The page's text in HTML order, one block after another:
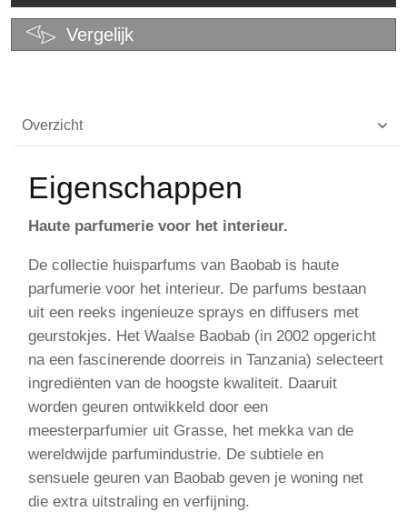
Vergelijk
Overzicht
Eigenschappen
Haute parfumerie voor het interieur.
De collectie huisparfums van Baobab is haute
parfumerie voor het interieur. De parfums bestaan
uit een reeks ingenieuze sprays en diffusers met
geurstokjes. Het Waalse Baobab (in 2002 opgericht
na een fascinerende doorreis in Tanzania) selecteert
ingrediënten van de hoogste kwaliteit. Daaruit
worden geuren ontwikkeld door een
meesterparfumier uit Grasse, het mekka van de
wereldwijde parfumindustrie. De subtiele en
sensuele geuren van Baobab geven je woning net
die extra uitstraling en verfijning.